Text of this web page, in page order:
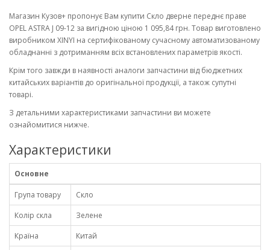
Магазин Кузов+ пропонує Вам купити Скло дверне переднє праве
OPEL ASTRA J 09-12 за вигідною ціною 1 095,84 грн. Товар виготовлено
виробником XINYI на сертифікованому сучасному автоматизованому
обладнанні з дотриманням всіх встановлених параметрів якості.
Крім того завжди в наявності аналоги запчастини від бюджетних
китайських варіантів до оригінальної продукції, а також супутні
товарі.
З детальними характеристиками запчастини ви можете
ознайомитися нижче.
Характеристики
Основне
Група товару
Скло
Колір скла
Зелене
Країна
Китай